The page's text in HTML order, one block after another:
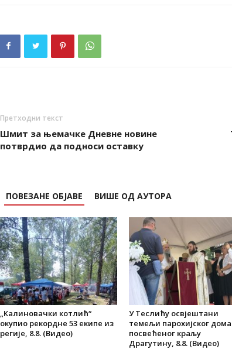
Претходни текст
Шмит за њемачке Дневне новине
потврдио да подноси оставку
ПОВЕЗАНЕ ОБЈАВЕ ВИШЕ ОД АУТОРА
„Калиновачки котлић“
окупио рекордне 53 екипе из
регије, 8.8. (Видео)
У Теслићу освјештани
темељи парохијског дома
посвећеног краљу
Драгутину, 8.8. (Видео)